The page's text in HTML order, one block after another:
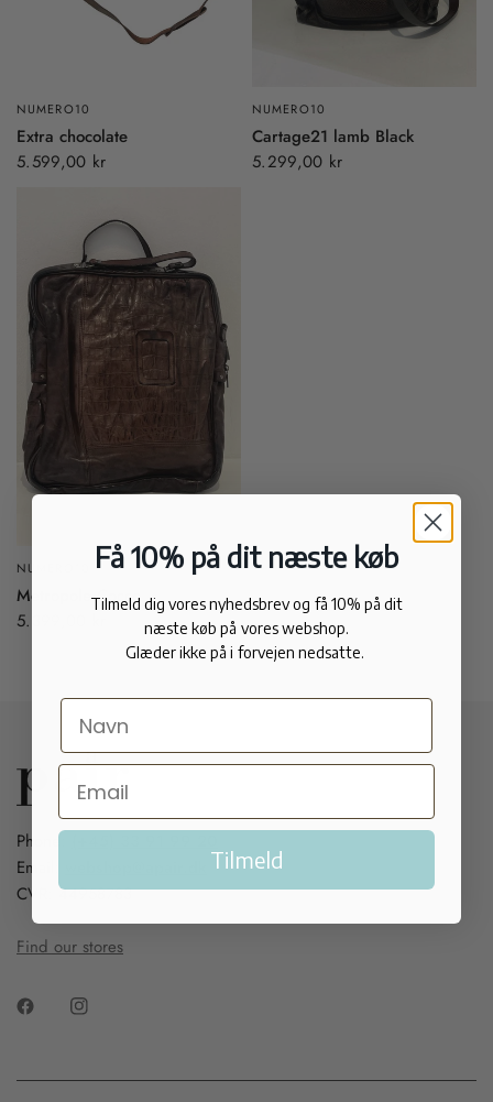
NUMERO10
Extra chocolate
5.599,00 kr
NUMERO10
Cartage21 lamb Black
5.299,00 kr
NUMERO10
Metropole Cocco
5.399,00 kr
Phone:
Email:
CVR: 44958783
Find our stores
Få 10% på dit næste køb
Tilmeld dig vores nyhedsbrev og få 10% på dit
næste køb på vores webshop.
Glæder ikke på i forvejen nedsatte.
Tilmeld